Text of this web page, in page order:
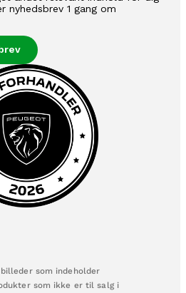
nyhedsbrev 1 gang om
som indeholder
som ikke er til salg i